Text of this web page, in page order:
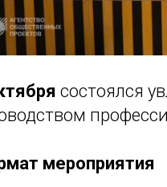
состоялся
мероприятия